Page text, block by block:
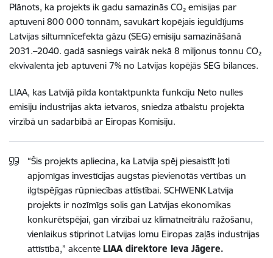
Plānots, ka projekts ik gadu samazinās CO₂ emisijas par
aptuveni 800 000 tonnām, savukārt kopējais ieguldījums
Latvijas siltumnīcefekta gāzu (SEG) emisiju samazināšanā
2031.–2040. gadā sasniegs vairāk nekā 8 miljonus tonnu CO₂
ekvivalenta jeb aptuveni 7% no Latvijas kopējās SEG bilances.
LIAA, kas Latvijā pilda kontaktpunkta funkciju Neto nulles
emisiju industrijas akta ietvaros, sniedza atbalstu projekta
virzībā un sadarbībā ar Eiropas Komisiju.
“Šis projekts apliecina, ka Latvija spēj piesaistīt ļoti
apjomīgas investīcijas augstas pievienotās vērtības un
ilgtspējīgas rūpniecības attīstībai. SCHWENK Latvija
projekts ir nozīmīgs solis gan Latvijas ekonomikas
konkurētspējai, gan virzībai uz klimatneitrālu ražošanu,
vienlaikus stiprinot Latvijas lomu Eiropas zaļās industrijas
attīstībā,” akcentē LIAA direktore Ieva Jāgere.